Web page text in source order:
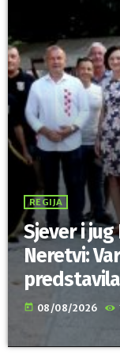
REGIJA
Sjever i
Neretvi:
Maratona
today 08/08/2026